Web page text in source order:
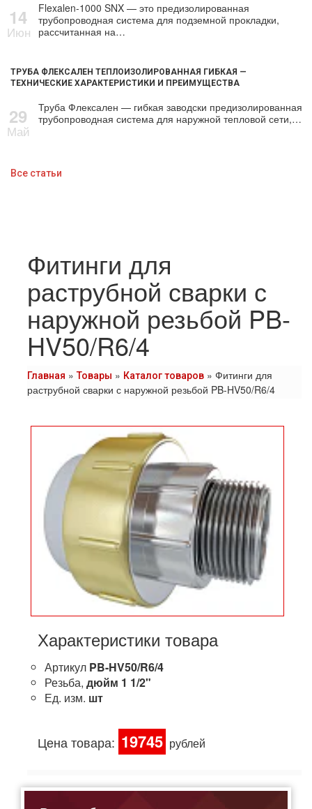
14
Июн
Flexalen-1000 SNX — это предизолированная
трубопроводная система для подземной прокладки,
рассчитанная на…
ТРУБА ФЛЕКСАЛЕН ТЕПЛОИЗОЛИРОВАННАЯ ГИБКАЯ —
ТЕХНИЧЕСКИЕ ХАРАКТЕРИСТИКИ И ПРЕИМУЩЕСТВА
29
Май
Труба Флексален — гибкая заводски предизолированная
трубопроводная система для наружной тепловой сети,…
Все статьи
Фитинги для
раструбной сварки с
наружной резьбой PB-
HV50/R6/4
Главная »Товары » Каталог товаров » Фитинги для
раструбной сварки с наружной резьбой PB-HV50/R6/4
Характеристики товара
Артикул PB-HV50/R6/4
Резьба, дюйм 1 1/2"
Ед. изм. шт
Цена товара: 19745 рублей